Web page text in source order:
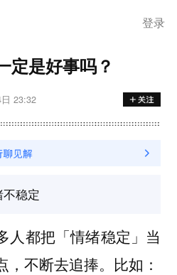
登录
定是好事吗？
23:32
稳定
人都把「情绪稳定」当
不断去追捧。比如：